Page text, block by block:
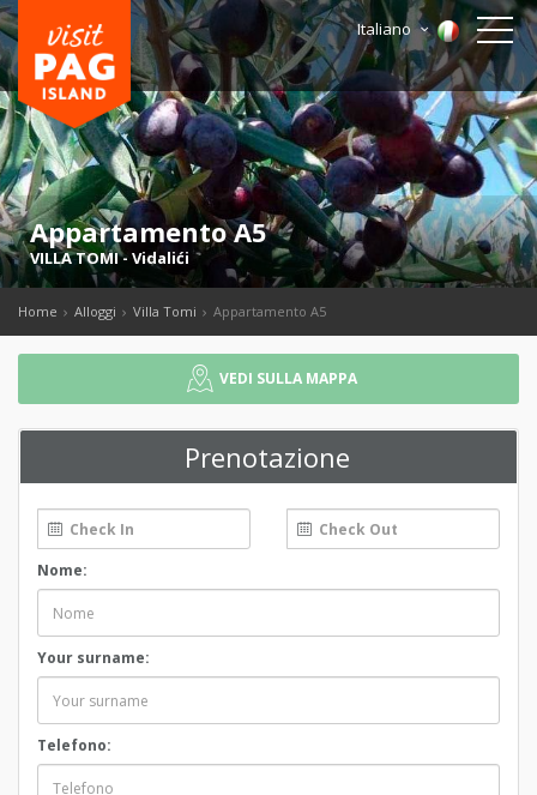
Italiano
Appartamento A5
VILLA TOMI- Vidalići
Home Alloggi Villa Tomi Appartamento A5
VEDI SULLA MAPPA
Prenotazione
Nome:
Your surname:
Telefono: